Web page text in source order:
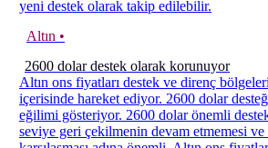
yeni destek olarak takip edilebilir.
Altın •
2600 dolar destek olarak korunuyor
Altın ons fiyatları destek ve direnç
içerisinde hareket ediyor. 2600 dolar
eğilimi gösteriyor. 2600 dolar önemli
seviye geri çekilmenin devam etmemesi ve